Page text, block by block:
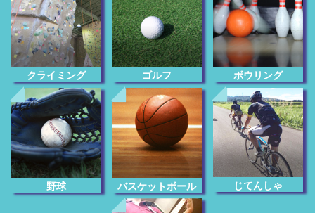
クライミング ゴルフ ボウリング
野球 バスケットボール じてんしゃ